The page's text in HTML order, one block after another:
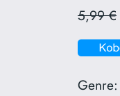
5,99 €
Genre: